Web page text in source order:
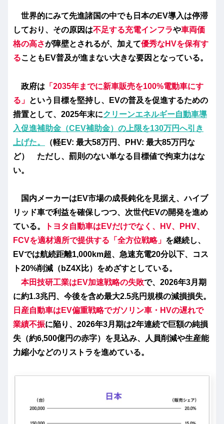
世界的にみて先進諸国の中でも日本のEV導入は停滞
しており、その原因は不足する充電インフラや車両価
格の高さが障壁とされるが、加えて優秀なHVを保有す
ることもEV普及が進まない大きな要因となっている。
政府は 「2035年までに新車販売を100%電動車にす
る」 という目標を堅持し、EVの普及を促進するための
措置として、2025年末にクリーンエネルギー自動車導
入促進補助金（CEV補助金）の上限を130万円へ引き
上げた。
（軽EV: 最大58万円 、 PHV: 最大85万円な
ど） ただし、罰則のない単なる目標値で拘束力はな
い。
国内メーカーはEV市場の成長鈍化を見据え、ハイブ
リッド車で利益を確保しつつ、次世代EVの開発を進め
ている。
トヨタ自動車はEVだけでなく、HV、PHV、
FCVを適材適所で提供する「全方位戦略」 を継続し、
EVでは航続距離1,000km超、急速充電20分以下、コス
ト20%削減（bZ4X比）をめざすとしている。
本田技研工業はEV加速戦略の失敗で、2026年3月期
に約1.3兆円、今後を含め最大2.5兆円規模の減損損失。
日産自動車はEV偏重戦略でガソリン車・HVの遅れで
業績不振に陥り、2026年3月期は2年連続で巨額の純損
失（約6,500億円の赤字）を見込み、人員削減や生産能
力縮小などのリストラを進めている。